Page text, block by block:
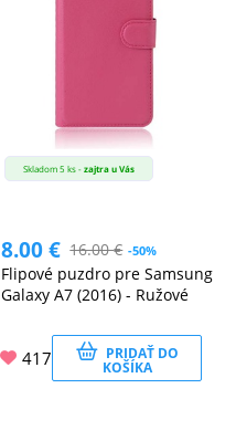
Skladom 5 ks -zajtra u Vás
8.00€ 16.00€ -50%
Flipové puzdro pre Samsung
Galaxy A7 (2016) - Ružové
417 PRIDAŤ DO
KOŠÍKA